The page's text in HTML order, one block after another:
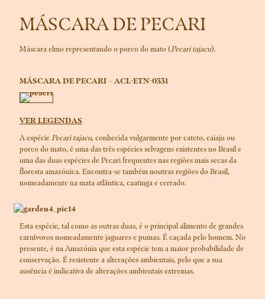
MÁSCARA DE PECARI
Máscara elmo representando o porco do mato (Pecari tajacu).
MÁSCARA DE PECARI – ACL-ETN-0331
VER LEGENDAS
A espéciePecari tajacu, conhecida vulgarmente por cateto, caiaju ou
porco do mato, é uma das três espécies selvagens existentes no Brasil e
uma das duas espécies de Pecari frequentes nas regiões mais secas da
floresta amazónica. Encontra-se também noutras regiões do Brasil,
nomeadamente na mata atlântica, caatinga e cerrado.
Esta espécie, tal como as outras duas, é o principal alimento de grandes
carnívoros nomeadamente jaguares e pumas. É caçada pelo homem. No
presente, é na Amazónia que esta espécie tem a maior probabilidade de
conservação. É resistente a alterações ambientais, pelo que a sua
ausência é indicativa de alterações ambientais extremas.